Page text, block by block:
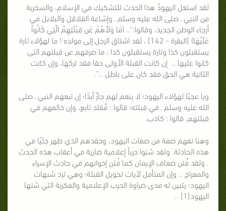
لقد استغل اليهودُ هذا الحدث للتشكيك في الإسلام، والسخرية
من النبي ـ صلى الله عليه وسلم ـ وإشاعة القلاقل والبلابل في
أرجاء الوطن الجديد، وقالوا:".. (مَا وَلاّهُمْ عَن قِبْلَتِهِمُ الّتِي كَانُواْ
عَلَيْهَا) [البقرة - 142] ، لقد اشتاق الرجل إلى مولده ! ما لهؤلاء تارة
يستقبلون كذا وتارة يستقبلون كذا ، ما صرفهم عن قبلتهم التى
كانوا عليها .. إن كانت القبلة الأولى حقا فقد تركها، وإن كانت
الثانية هي الحق فقد كان على باطل ..".
ويا عجبًا لهؤلاء اليهود؛ لا ينعم لهم جارٌ أبدًا؛ إن تبعهم النبي ـ صلى
الله عليه وسلم ـ في قبلته؛ قالوا : مُقلد تابع، وإن خالفهم في
قبلتهم، قالوا : كاذب.
وهنا نفهم صفة من صفات اليهود، وحقدهم الذي ظهر جليًا في
هذه الحادثة. ولقد شنوا حرباً إعلامية ضارية في أعقاب هذه الحدث
. ولقد فُتن ضعاف الإيمان كما فُتن إخوانهم في حادث الإسراء
والمعراج .. وإن المتأمل لآيات تحويل القبلة؛ وهي ترد شبهات
اليهود؛ يتبين له مدى ضراوة الحرب الإعلامية والفكرية التي شنها
اليهود[1] ..